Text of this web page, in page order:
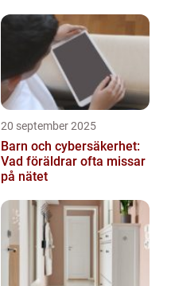
20 september 2025
Barn och cybersäkerhet:
Vad föräldrar ofta missar
på nätet